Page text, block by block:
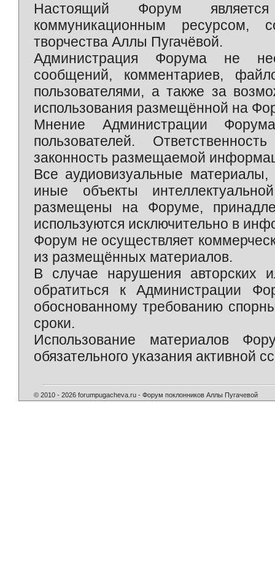
Настоящий Форум является
коммуникационным ресурсом,
творчества Аллы Пугачёвой.
Администрация Форума не
сообщений, комментариев,
пользователями, а также за
использования размещённой на
Мнение Администрации
пользователей.
законность размещаемой
Все аудиовизуальные
иные объекты
размещены на Форуме,
используются исключительно в
Форум не осуществляет
из размещённых материалов.
В случае нарушения авторских
обратиться к Администрации
обоснованному требованию
сроки.
Использование материалов
обязательного указания активной
© 2010 - 2026 forumpugacheva.ru - Форум поклонников Аллы Пугачевой